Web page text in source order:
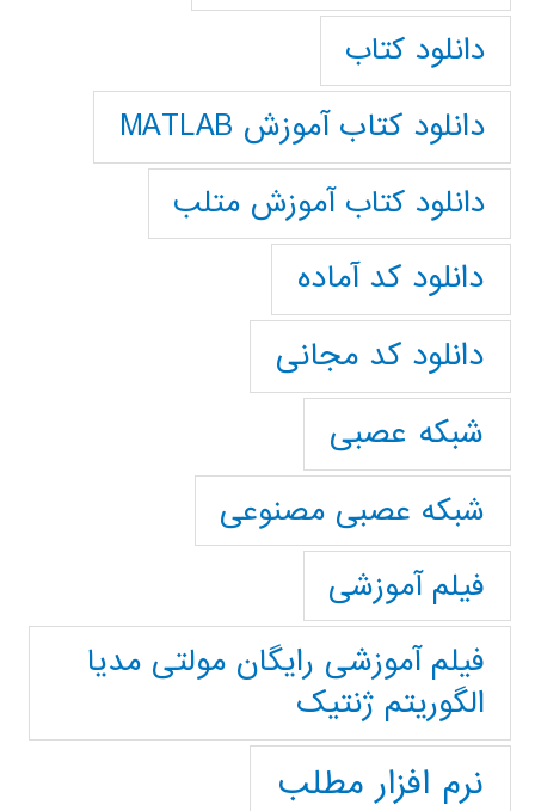
دانلود کتاب
دانلود کتاب آموزش MATLAB
دانلود کتاب آموزش متلب
دانلود کد آماده
دانلود کد مجانی
شبکه عصبی
شبکه عصبی مصنوعی
فیلم آموزشی
فیلم آموزشی رایگان مولتی مدیا
الگوریتم ژنتیک
نرم افزار مطلب